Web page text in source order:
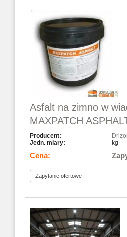
Asfalt na zimno w
MAXPATCH
kg